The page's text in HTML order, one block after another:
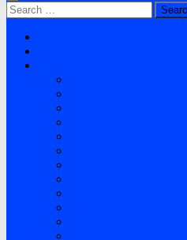
Search
for: